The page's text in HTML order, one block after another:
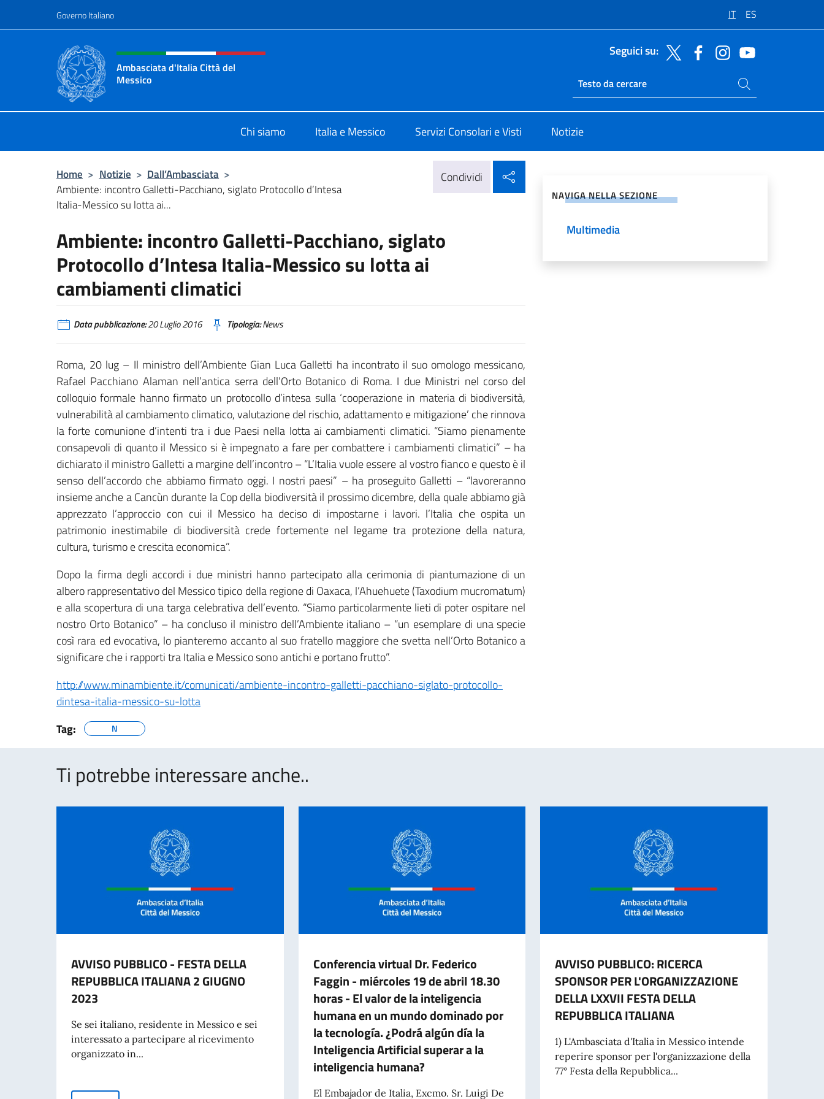
Governo Italiano IT ES
Intestazione sito, social e menù
Ambasciata d'Italia Città del
Messico
Seguici su:
Ricerca sito live
Cerca nel sito
Chi siamo Italia e Messico Servizi Consolari e Visti Notizie
Home > Notizie > Dall’Ambasciata >
Ambiente: incontro Galletti-Pacchiano, siglato Protocollo d’Intesa
Italia-Messico su lotta ai...
Condividi
Ambiente: incontro Galletti-Pacchiano, siglato
Protocollo d’Intesa Italia-Messico su lotta ai
cambiamenti climatici
Data pubblicazione:20 Luglio 2016 Tipologia:News
Roma, 20 lug – Il ministro dell’Ambiente Gian Luca Galletti ha incontrato il suo omologo messicano,
Rafael Pacchiano Alaman nell’antica serra dell’Orto Botanico di Roma. I due Ministri nel corso del
colloquio formale hanno firmato un protocollo d’intesa sulla ‘cooperazione in materia di biodiversità,
vulnerabilità al cambiamento climatico, valutazione del rischio, adattamento e mitigazione’ che rinnova
la forte comunione d’intenti tra i due Paesi nella lotta ai cambiamenti climatici. “Siamo pienamente
consapevoli di quanto il Messico si è impegnato a fare per combattere i cambiamenti climatici” – ha
dichiarato il ministro Galletti a margine dell’incontro – “L’Italia vuole essere al vostro fianco e questo è il
senso dell’accordo che abbiamo firmato oggi. I nostri paesi” – ha proseguito Galletti – “lavoreranno
insieme anche a Cancùn durante la Cop della biodiversità il prossimo dicembre, della quale abbiamo già
apprezzato l’approccio con cui il Messico ha deciso di impostarne i lavori. l’Italia che ospita un
patrimonio inestimabile di biodiversità crede fortemente nel legame tra protezione della natura,
cultura, turismo e crescita economica”.
Dopo la firma degli accordi i due ministri hanno partecipato alla cerimonia di piantumazione di un
albero rappresentativo del Messico tipico della regione di Oaxaca, l’Ahuehuete (Taxodium mucromatum)
e alla scopertura di una targa celebrativa dell’evento. “Siamo particolarmente lieti di poter ospitare nel
nostro Orto Botanico” – ha concluso il ministro dell’Ambiente italiano – “un esemplare di una specie
così rara ed evocativa, lo pianteremo accanto al suo fratello maggiore che svetta nell’Orto Botanico a
significare che i rapporti tra Italia e Messico sono antichi e portano frutto”.
http://www.minambiente.it/comunicati/ambiente-incontro-galletti-pacchiano-siglato-protocollo-
dintesa-italia-messico-su-lotta
Tag:
N
NAVIGA NELLA SEZIONE
Multimedia
Ti potrebbe interessare anche..
AVVISO PUBBLICO - FESTA DELLA
REPUBBLICA ITALIANA 2 GIUGNO
2023
Se sei italiano, residente in Messico e sei
interessato a partecipare al ricevimento
organizzato in...
Conferencia virtual Dr. Federico
Faggin - miércoles 19 de abril 18.30
horas - El valor de la inteligencia
humana en un mundo dominado por
la tecnología. ¿Podrá algún día la
Inteligencia Artificial superar a la
inteligencia humana?
El Embajador de Italia, Excmo. Sr. Luigi De
AVVISO PUBBLICO: RICERCA
SPONSOR PER L'ORGANIZZAZIONE
DELLA LXXVII FESTA DELLA
REPUBBLICA ITALIANA
1) L'Ambasciata d'Italia in Messico intende
reperire sponsor per l'organizzazione della
77° Festa della Repubblica...